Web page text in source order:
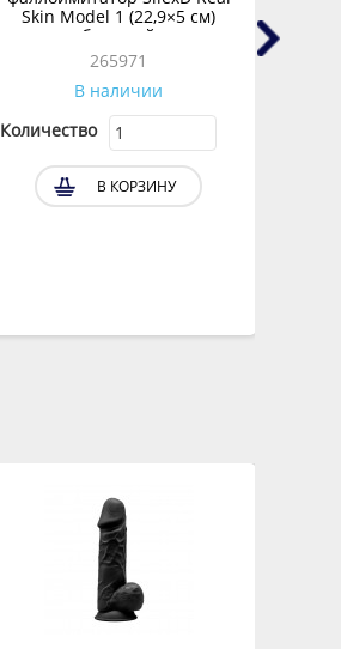
Skin Model 1 (22,9×5 см)
бежевый
265971
В наличии
Количество
В КОРЗИНУ